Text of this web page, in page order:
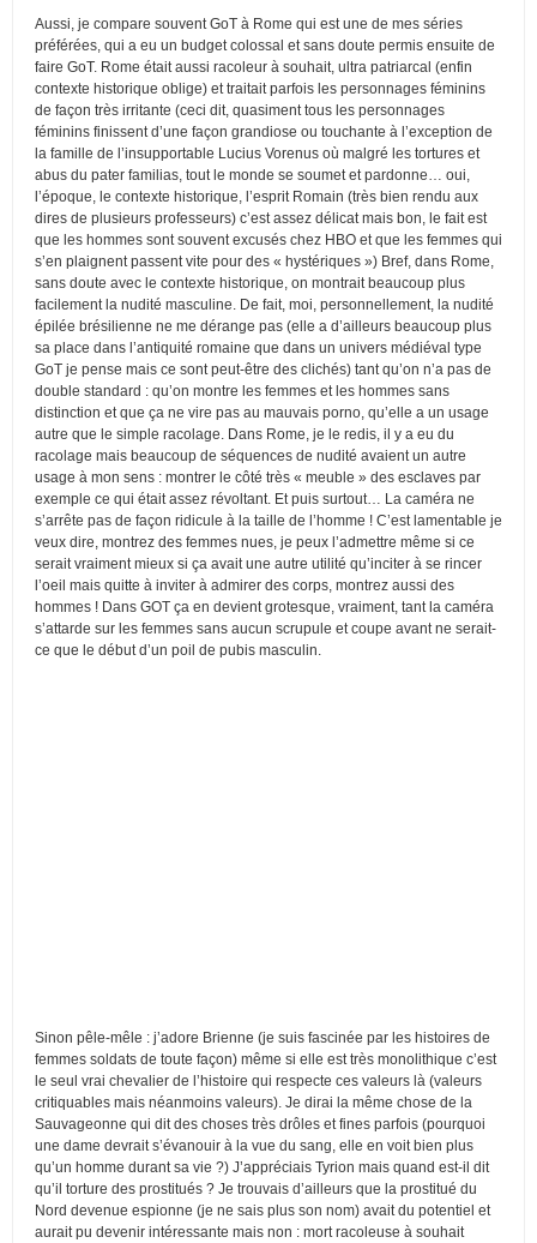
Aussi, je compare souvent GoT à Rome qui est une de mes séries
préférées, qui a eu un budget colossal et sans doute permis ensuite de
faire GoT. Rome était aussi racoleur à souhait, ultra patriarcal (enfin
contexte historique oblige) et traitait parfois les personnages féminins
de façon très irritante (ceci dit, quasiment tous les personnages
féminins finissent d’une façon grandiose ou touchante à l’exception de
la famille de l’insupportable Lucius Vorenus où malgré les tortures et
abus du pater familias, tout le monde se soumet et pardonne… oui,
l’époque, le contexte historique, l’esprit Romain (très bien rendu aux
dires de plusieurs professeurs) c’est assez délicat mais bon, le fait est
que les hommes sont souvent excusés chez HBO et que les femmes qui
s’en plaignent passent vite pour des « hystériques ») Bref, dans Rome,
sans doute avec le contexte historique, on montrait beaucoup plus
facilement la nudité masculine. De fait, moi, personnellement, la nudité
épilée brésilienne ne me dérange pas (elle a d’ailleurs beaucoup plus
sa place dans l’antiquité romaine que dans un univers médiéval type
GoT je pense mais ce sont peut-être des clichés) tant qu’on n’a pas de
double standard : qu’on montre les femmes et les hommes sans
distinction et que ça ne vire pas au mauvais porno, qu’elle a un usage
autre que le simple racolage. Dans Rome, je le redis, il y a eu du
racolage mais beaucoup de séquences de nudité avaient un autre
usage à mon sens : montrer le côté très « meuble » des esclaves par
exemple ce qui était assez révoltant. Et puis surtout… La caméra ne
s’arrête pas de façon ridicule à la taille de l’homme ! C’est lamentable je
veux dire, montrez des femmes nues, je peux l’admettre même si ce
serait vraiment mieux si ça avait une autre utilité qu’inciter à se rincer
l’oeil mais quitte à inviter à admirer des corps, montrez aussi des
hommes ! Dans GOT ça en devient grotesque, vraiment, tant la caméra
s’attarde sur les femmes sans aucun scrupule et coupe avant ne serait-
ce que le début d’un poil de pubis masculin.
Sinon pêle-mêle : j’adore Brienne (je suis fascinée par les histoires de
femmes soldats de toute façon) même si elle est très monolithique c’est
le seul vrai chevalier de l’histoire qui respecte ces valeurs là (valeurs
critiquables mais néanmoins valeurs). Je dirai la même chose de la
Sauvageonne qui dit des choses très drôles et fines parfois (pourquoi
une dame devrait s’évanouir à la vue du sang, elle en voit bien plus
qu’un homme durant sa vie ?) J’appréciais Tyrion mais quand est-il dit
qu’il torture des prostitués ? Je trouvais d’ailleurs que la prostitué du
Nord devenue espionne (je ne sais plus son nom) avait du potentiel et
aurait pu devenir intéressante mais non : mort racoleuse à souhait